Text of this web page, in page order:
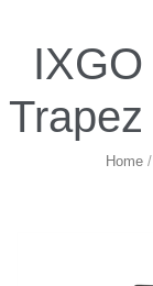
Home/